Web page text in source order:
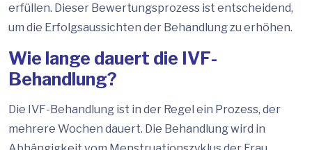
erfüllen. Dieser Bewertungsprozess ist entscheidend,
um die Erfolgsaussichten der Behandlung zu erhöhen.
Wie lange dauert die IVF-
Behandlung?
Die IVF-Behandlung ist in der Regel ein Prozess, der
mehrere Wochen dauert. Die Behandlung wird in